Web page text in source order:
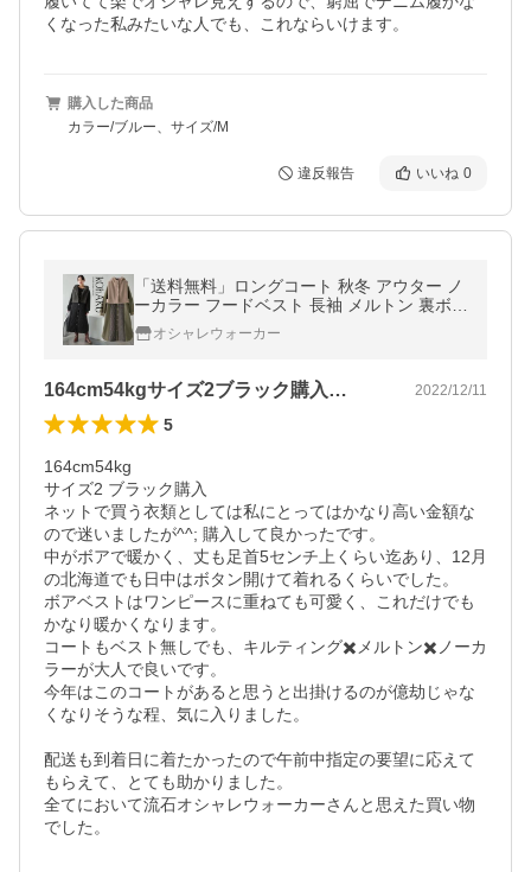
くなった私みたいな人でも、これならいけます。
購入した商品
カラー/ブルー、サイズ/M
違反報告 いいね 0
「送料無料」ロングコート 秋冬 アウター ノ
ーカラー フードベスト 長袖 メルトン 裏ボア
防寒 2点セット「メール便不可」「999」
オシャレウォーカー
164cm54kgサイズ2ブラック購入… 2022/12/11
5
164cm54kg
サイズ2 ブラック購入
ネットで買う衣類としては私にとってはかなり高い金額な
ので迷いましたが^^; 購入して良かったです。
中がボアで暖かく、丈も足首5センチ上くらい迄あり、12月
の北海道でも日中はボタン開けて着れるくらいでした。
ボアベストはワンピースに重ねても可愛く、これだけでも
かなり暖かくなります。
コートもベスト無しでも、キルティング✖️メルトン✖️ノーカ
ラーが大人で良いです。
今年はこのコートがあると思うと出掛けるのが億劫じゃな
くなりそうな程、気に入りました。
配送も到着日に着たかったので午前中指定の要望に応えて
もらえて、とても助かりました。
全てにおいて流石オシャレウォーカーさんと思えた買い物
でした。